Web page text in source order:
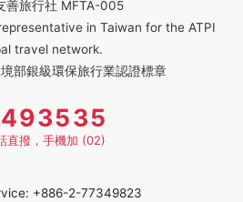
善旅行社 MFTA-005
in Taiwan for the ATPI
travel network.
部銀級環保旅行業認證標章
直撥，手機加 (02)
+886-2-77349823